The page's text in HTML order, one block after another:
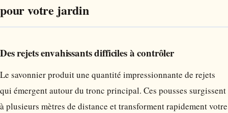
pour votre jardin
Des rejets envahissants difficiles à contrôler
Le savonnier produit une quantité impressionnante de rejets
qui émergent autour du tronc principal. Ces pousses surgissent
à plusieurs mètres de distance et transforment rapidement votre